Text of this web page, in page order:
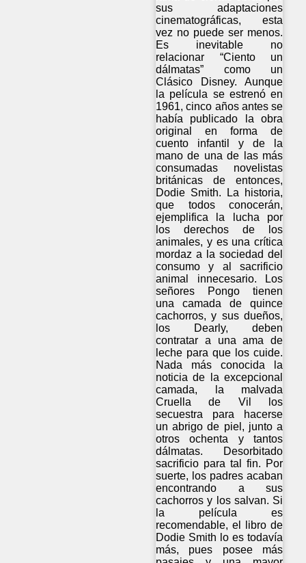
sus adaptaciones
cinematográficas, esta
vez no puede ser menos.
Es inevitable no
relacionar “Ciento un
dálmatas” como un
Clásico Disney. Aunque
la película se estrenó en
1961, cinco años antes se
había publicado la obra
original en forma de
cuento infantil y de la
mano de una de las más
consumadas novelistas
británicas de entonces,
Dodie Smith. La historia,
que todos conocerán,
ejemplifica la lucha por
los derechos de los
animales, y es una crítica
mordaz a la sociedad del
consumo y al sacrificio
animal innecesario. Los
señores Pongo tienen
una camada de quince
cachorros, y sus dueños,
los Dearly, deben
contratar a una ama de
leche para que los cuide.
Nada más conocida la
noticia de la excepcional
camada, la malvada
Cruella de Vil los
secuestra para hacerse
un abrigo de piel, junto a
otros ochenta y tantos
dálmatas. Desorbitado
sacrificio para tal fin. Por
suerte, los padres acaban
encontrando a sus
cachorros y los salvan. Si
la película es
recomendable, el libro de
Dodie Smith lo es todavía
más, pues posee más